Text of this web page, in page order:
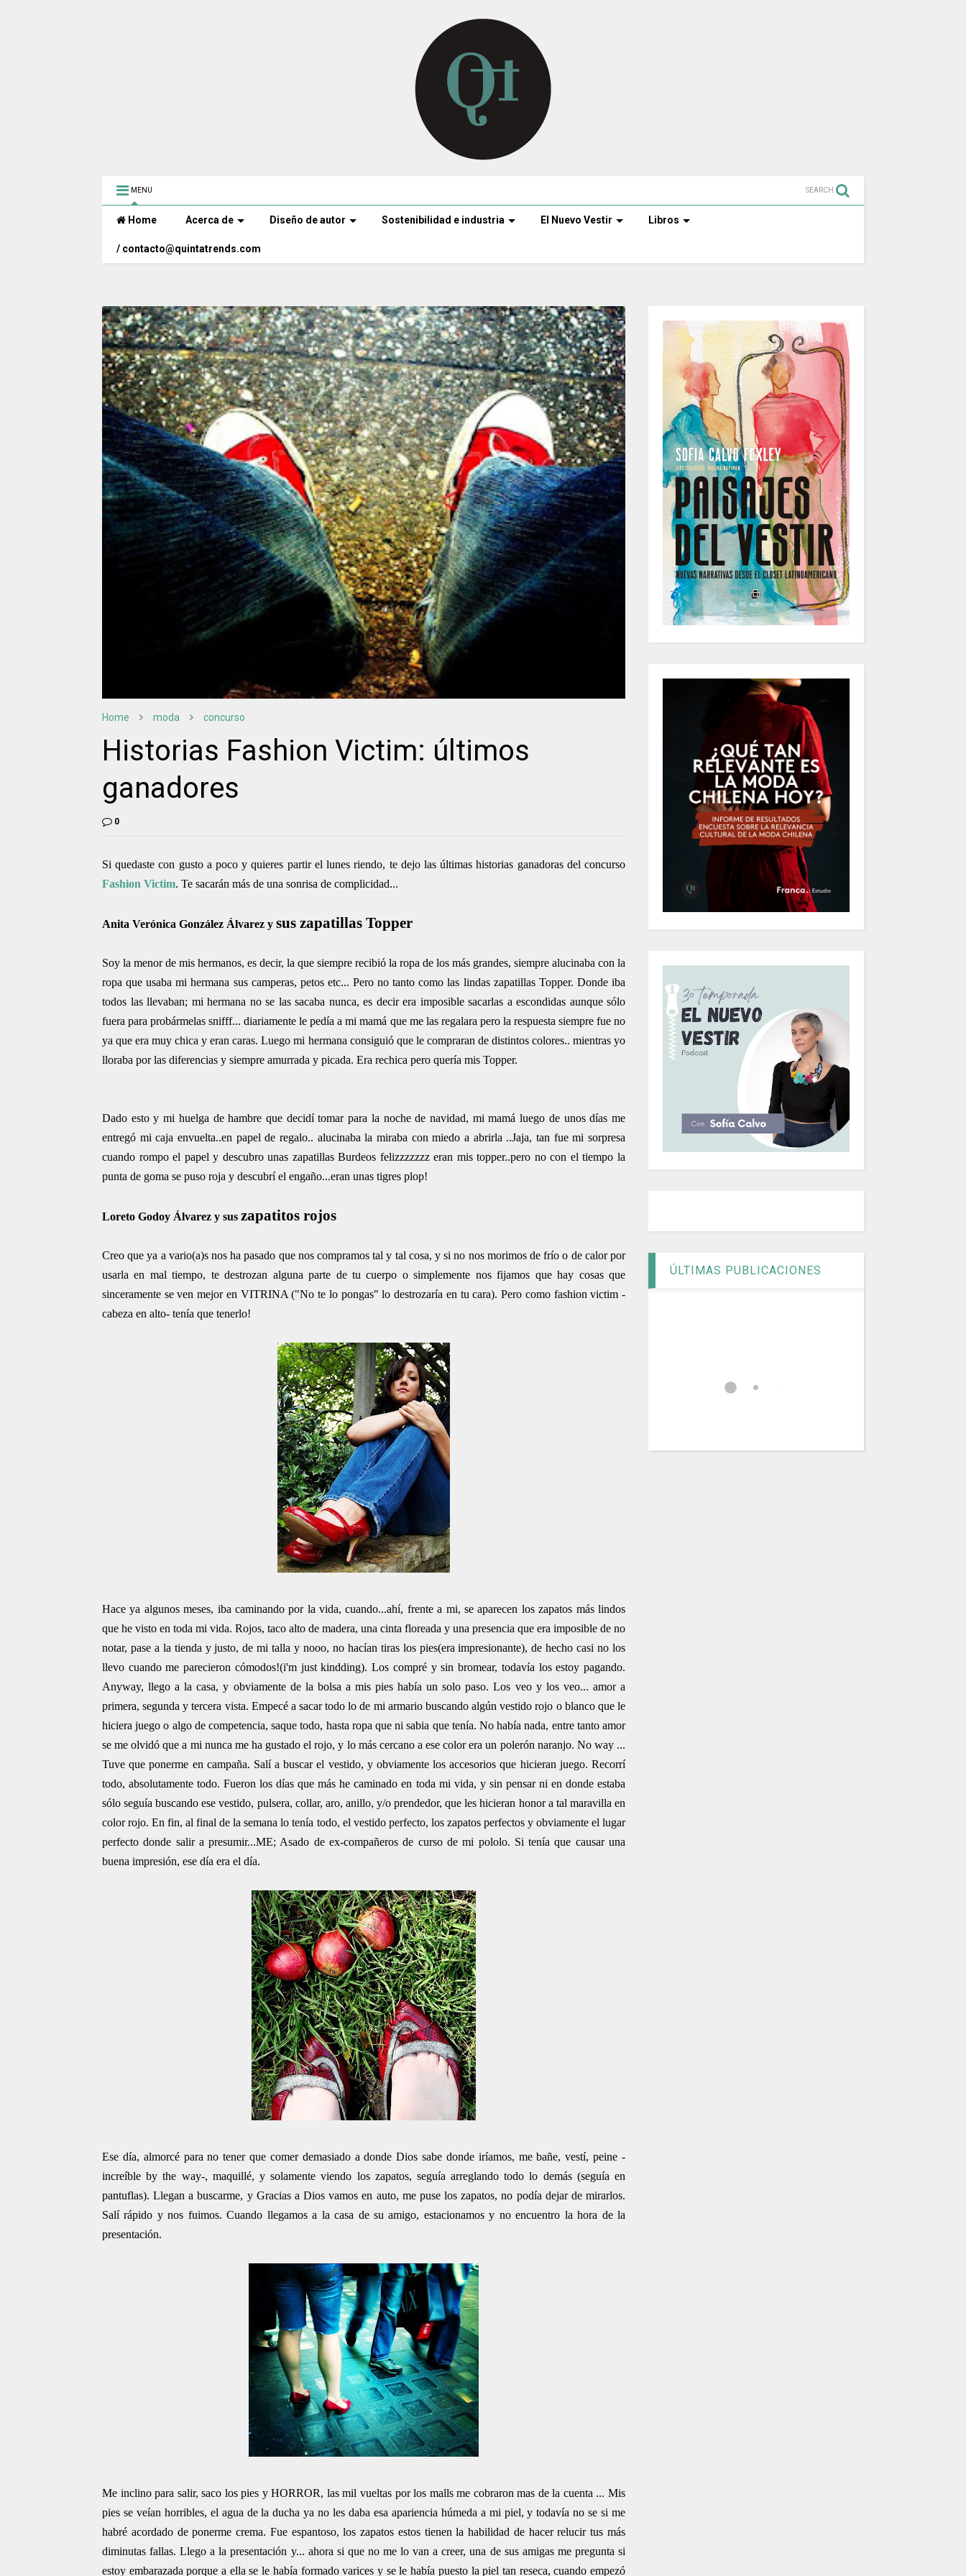
MENU SEARCH
Home Acerca de Diseño de autor Sostenibilidad e industria El Nuevo Vestir Libros
/ contacto@quintatrends.com
Home moda concurso
Historias Fashion Victim: últimos
ganadores
0
Si quedaste con gusto a poco y quieres partir el lunes riendo, te dejo las últimas historias ganadoras del concurso
Fashion Victim. Te sacarán más de una sonrisa de complicidad...
Anita Verónica González Álvarez y sus zapatillas Topper
Soy la menor de mis hermanos, es decir, la que siempre recibió la ropa de los más grandes, siempre alucinaba con la
ropa que usaba mi hermana sus camperas, petos etc... Pero no tanto como las lindas zapatillas Topper. Donde iba
todos las llevaban; mi hermana no se las sacaba nunca, es decir era imposible sacarlas a escondidas aunque sólo
fuera para probármelas snifff... diariamente le pedía a mi mamá que me las regalara pero la respuesta siempre fue no
ya que era muy chica y eran caras. Luego mi hermana consiguió que le compraran de distintos colores.. mientras yo
lloraba por las diferencias y siempre amurrada y picada. Era rechica pero quería mis Topper.
Dado esto y mi huelga de hambre que decidí tomar para la noche de navidad, mi mamá luego de unos días me
entregó mi caja envuelta..en papel de regalo.. alucinaba la miraba con miedo a abrirla ..Jaja, tan fue mi sorpresa
cuando rompo el papel y descubro unas zapatillas Burdeos felizzzzzzz eran mis topper..pero no con el tiempo la
punta de goma se puso roja y descubrí el engaño...eran unas tigres plop!
Loreto Godoy Álvarez y sus zapatitos rojos
Creo que ya a vario(a)s nos ha pasado que nos compramos tal y tal cosa, y si no nos morimos de frío o de calor por
usarla en mal tiempo, te destrozan alguna parte de tu cuerpo o simplemente nos fijamos que hay cosas que
sinceramente se ven mejor en VITRINA ("No te lo pongas" lo destrozaría en tu cara). Pero como fashion victim -
cabeza en alto- tenía que tenerlo!
Hace ya algunos meses, iba caminando por la vida, cuando...ahí, frente a mi, se aparecen los zapatos más lindos
que he visto en toda mi vida. Rojos, taco alto de madera, una cinta floreada y una presencia que era imposible de no
notar, pase a la tienda y justo, de mi talla y nooo, no hacían tiras los pies(era impresionante), de hecho casi no los
llevo cuando me parecieron cómodos!(i'm just kindding). Los compré y sin bromear, todavía los estoy pagando.
Anyway, llego a la casa, y obviamente de la bolsa a mis pies había un solo paso. Los veo y los veo... amor a
primera, segunda y tercera vista. Empecé a sacar todo lo de mi armario buscando algún vestido rojo o blanco que le
hiciera juego o algo de competencia, saque todo, hasta ropa que ni sabia que tenía. No había nada, entre tanto amor
se me olvidó que a mi nunca me ha gustado el rojo, y lo más cercano a ese color era un polerón naranjo. No way ...
Tuve que ponerme en campaña. Salí a buscar el vestido, y obviamente los accesorios que hicieran juego. Recorrí
todo, absolutamente todo. Fueron los días que más he caminado en toda mi vida, y sin pensar ni en donde estaba
sólo seguía buscando ese vestido, pulsera, collar, aro, anillo, y/o prendedor, que les hicieran honor a tal maravilla en
color rojo. En fin, al final de la semana lo tenía todo, el vestido perfecto, los zapatos perfectos y obviamente el lugar
perfecto donde salir a presumir...ME; Asado de ex-compañeros de curso de mi pololo. Si tenía que causar una
buena impresión, ese día era el día.
Ese día, almorcé para no tener que comer demasiado a donde Dios sabe donde iríamos, me bañe, vestí, peine -
increíble by the way-, maquillé, y solamente viendo los zapatos, seguía arreglando todo lo demás (seguía en
pantuflas). Llegan a buscarme, y Gracias a Dios vamos en auto, me puse los zapatos, no podía dejar de mirarlos.
Salí rápido y nos fuimos. Cuando llegamos a la casa de su amigo, estacionamos y no encuentro la hora de la
presentación.
Me inclino para salir, saco los pies y HORROR, las mil vueltas por los malls me cobraron mas de la cuenta ... Mis
pies se veían horribles, el agua de la ducha ya no les daba esa apariencia húmeda a mi piel, y todavía no se si me
habré acordado de ponerme crema. Fue espantoso, los zapatos estos tienen la habilidad de hacer relucir tus más
diminutas fallas. Llego a la presentación y... ahora si que no me lo van a creer, una de sus amigas me pregunta si
estoy embarazada porque a ella se le había formado varices y se le había puesto la piel tan reseca, cuando empezó
ÚLTIMAS PUBLICACIONES